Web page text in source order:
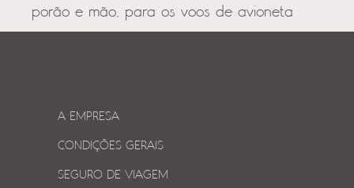
porão e mão, para os voos de avioneta
A EMPRESA
CONDIÇÕES GERAIS
SEGURO DE VIAGEM